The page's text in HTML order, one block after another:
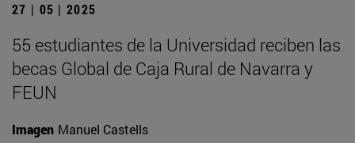
27 | 05 | 2025
55 estudiantes de la Universidad reciben las
becas Global de Caja Rural de Navarra y
FEUN
Imagen Manuel Castells